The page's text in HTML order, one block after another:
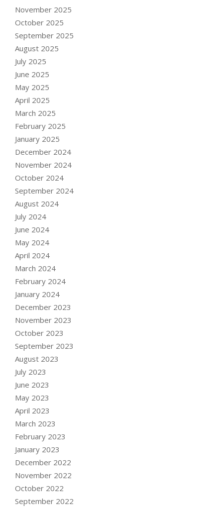
November 2025
October 2025
September 2025
August 2025
July 2025
June 2025
May 2025
April 2025
March 2025
February 2025
January 2025
December 2024
November 2024
October 2024
September 2024
August 2024
July 2024
June 2024
May 2024
April 2024
March 2024
February 2024
January 2024
December 2023
November 2023
October 2023
September 2023
August 2023
July 2023
June 2023
May 2023
April 2023
March 2023
February 2023
January 2023
December 2022
November 2022
October 2022
September 2022